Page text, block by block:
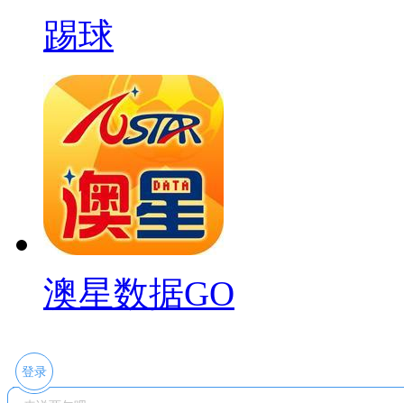
踢球
澳星数据GO
登录